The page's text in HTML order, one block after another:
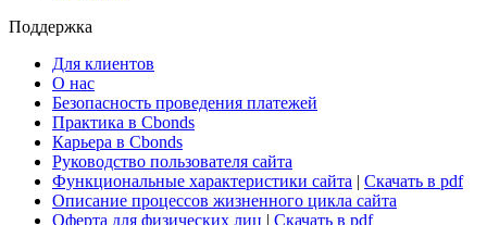
Поддержка
Для клиентов
О нас
Безопасность проведения платежей
Практика в Cbonds
Карьера в Cbonds
Руководство пользователя сайта
Функциональные характеристики сайта | Скачать в pdf
Описание процессов жизненного цикла сайта
Оферта для физических лиц | Скачать в pdf